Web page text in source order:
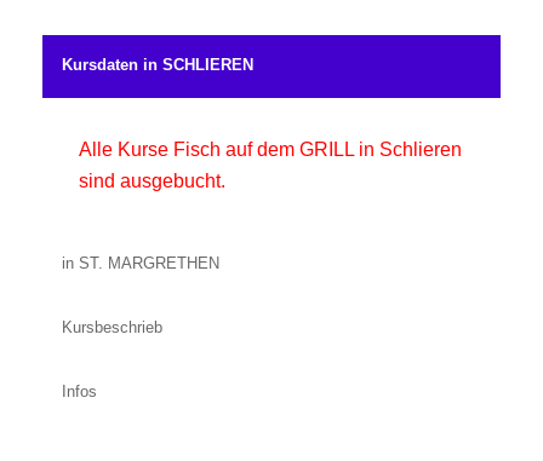
Kursdaten in SCHLIEREN
Alle Kurse Fisch auf dem GRILL in Schlieren
sind ausgebucht.
in ST. MARGRETHEN
Kursbeschrieb
Infos